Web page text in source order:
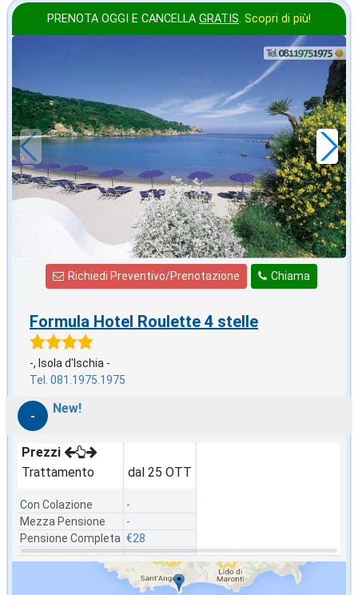
PRENOTA OGGI E CANCELLA GRATIS. Scopri di più!
€28,43
a notte
Chiama
Richiedi Preventivo/Prenotazione
Formula Hotel Roulette 4 stelle
-, Isola d'Ischia -
Tel. 081.1975.1975
-
New!
Prezzi
Trattamento
Con Colazione
Mezza Pensione
Pensione Completa
dal 25 OTT
-
-
€28